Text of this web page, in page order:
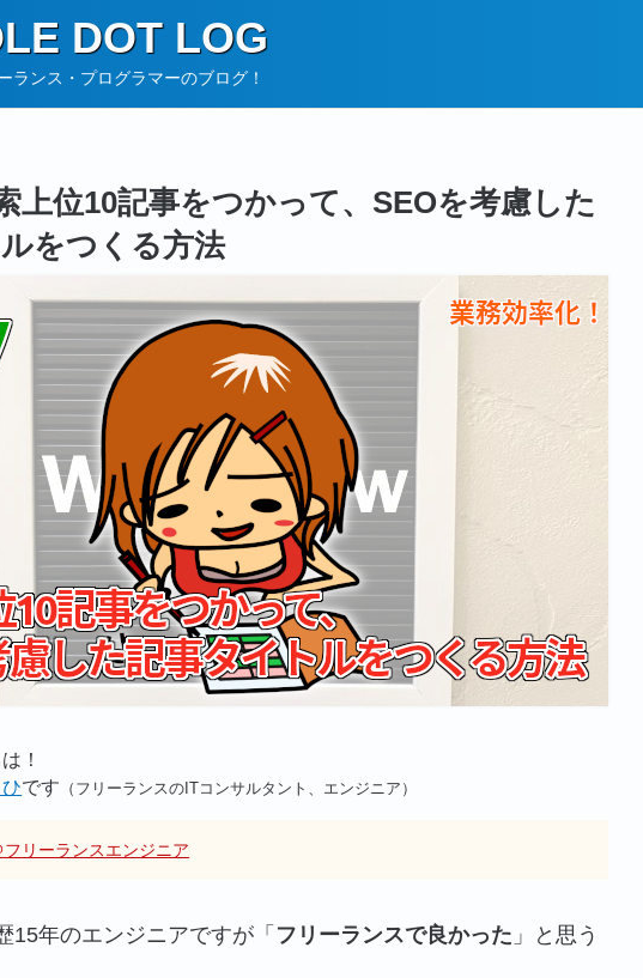
DOT LOG
ランス・プログラマーのブログ！
上位10記事をつかって、SEOを考慮した
をつくる方法
！
です （フリーランスのITコンサルタント、エンジニア）
フリーランスエンジニア
15年のエンジニアですが「 フリーランスで良かった 」と思う